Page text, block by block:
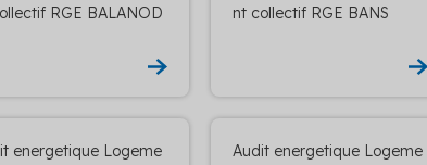
RGE BALANOD
nt collectif RGE BANS
energetique Logeme
Audit energetique Logeme